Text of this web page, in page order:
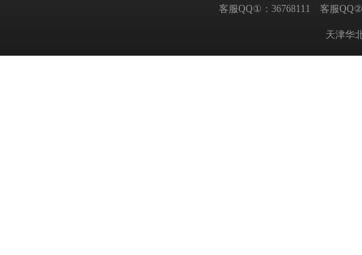
客服QQ①：36768111 客服
天津华